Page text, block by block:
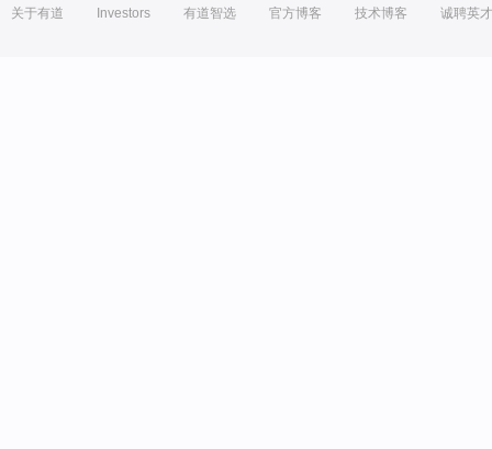
关于有道 Investors 有道智选 官方博客 技术博客 诚聘英才